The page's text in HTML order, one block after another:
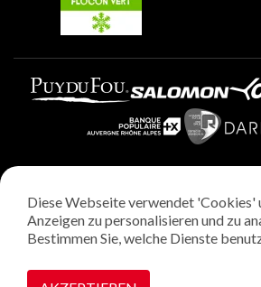
Rechtliche Hinweise
Datenschutzrichtlinie
Verwaltung von Cookies
Diese Webseite verwendet 'Cookies'
Anzeigen zu personalisieren und zu
Bestimmen Sie, welche Dienste